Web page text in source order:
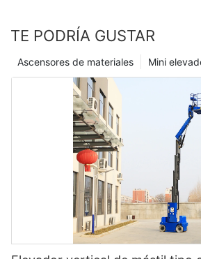
TE PODRÍA GUSTAR
Mini
Ascensores de materiales